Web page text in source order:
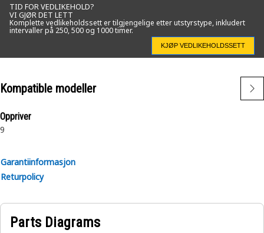
TID FOR VEDLIKEHOLD?
VI GJØR DET LETT
Komplette vedlikeholdssett er tilgjengelige etter utstyrstype, inkludert
intervaller på 250, 500 og 1000 timer.
KJØP VEDLIKEHOLDSSETT
Kompatible modeller
Oppriver
9
Garantiinformasjon
Returpolicy
Parts Diagrams